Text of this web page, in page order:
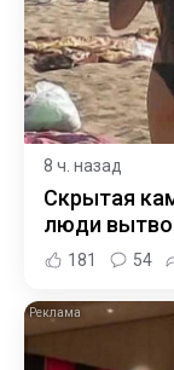
8 ч. назад
Скрытая
люди
181 54